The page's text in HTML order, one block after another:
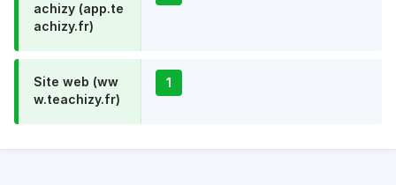
achizy (app.te
achizy.fr)
Site web (ww
w.teachizy.fr)
1